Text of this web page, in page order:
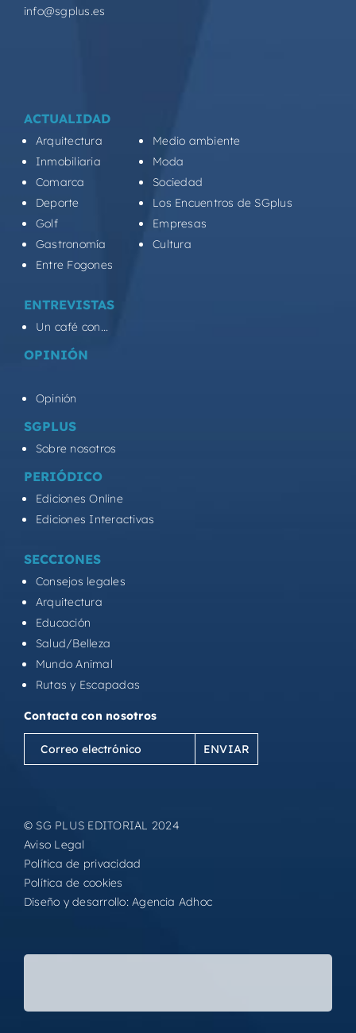
info@sgplus.es
ACTUALIDAD
Arquitectura
Inmobiliaria
Comarca
Deporte
Golf
Gastronomía
Entre Fogones
Medio ambiente
Moda
Sociedad
Los Encuentros de SGplus
Empresas
Cultura
ENTREVISTAS
Un café con...
OPINIÓN
Opinión
SGPLUS
Sobre nosotros
PERIÓDICO
Ediciones Online
Ediciones Interactivas
SECCIONES
Consejos legales
Arquitectura
Educación
Salud/Belleza
Mundo Animal
Rutas y Escapadas
Contacta con nosotros
Correo
electrónico
© SG PLUS EDITORIAL 2024
Aviso Legal
Política de privacidad
Política de cookies
Diseño y desarrollo:Agencia Adhoc